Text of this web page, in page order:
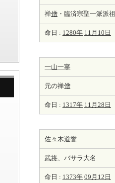
禅僧 ・臨済宗聖一派派祖
命日 : 1280年 11月10日
一山一寧
元の禅僧
命日 : 1317年 11月28日
佐々木道誉
武将、バサラ大名
命日 : 1373年 09月12日